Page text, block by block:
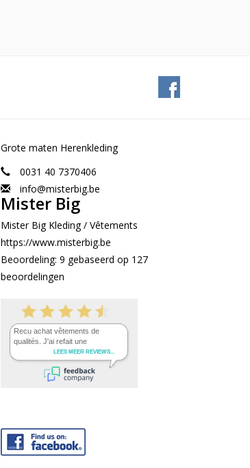
Grote maten Herenkleding
0031 40 7370406
info@misterbig.be
Mister Big
Mister Big Kleding / Vêtements
https://www.misterbig.be
Beoordeling: 9 gebaseerd op 127
beoordelingen